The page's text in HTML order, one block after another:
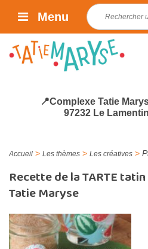
Rechercher :
Menu
📍Complexe Tatie
97232 Le
Accueil > Les thèmes > Les créatives >
Recette de la TARTE tatin
Tatie Maryse